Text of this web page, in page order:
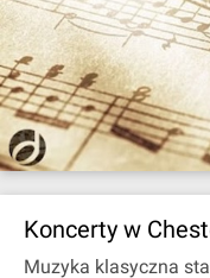
Koncerty w
Muzyka klasyczna